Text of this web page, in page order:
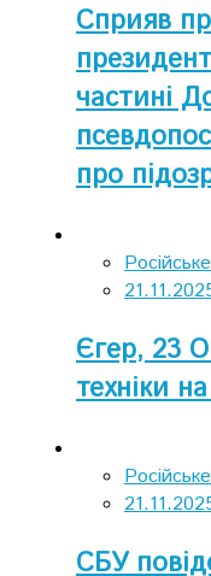
Сприяв
частині
про
Єгер, 23
техніки
СБУ